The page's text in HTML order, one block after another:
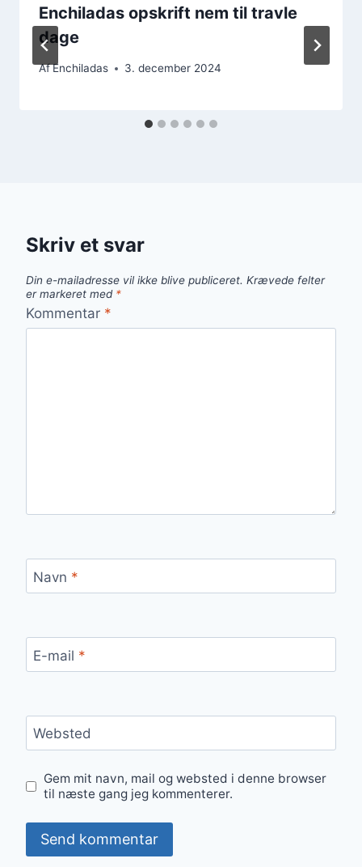
Enchiladas opskrift nem til travle
dage
AfEnchiladas 3. december 2024
Skriv et svar
Din e-mailadresse vil ikke blive publiceret. Krævede felter
er markeret med *
Kommentar *
Navn *
E-mail *
Websted
Gem mit navn, mail og websted i denne browser
til næste gang jeg kommenterer.